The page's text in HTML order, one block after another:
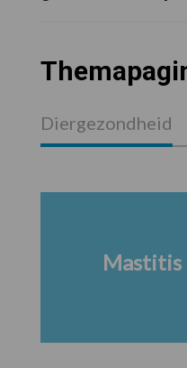
Diergezondheid
Mastitis